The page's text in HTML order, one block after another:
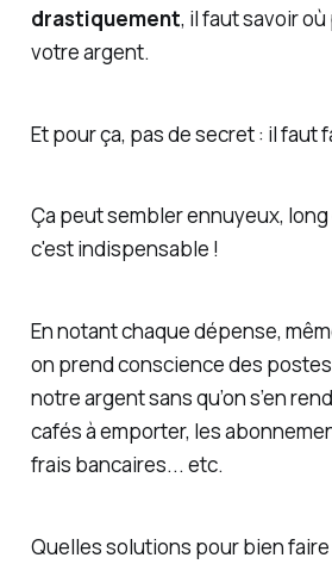
drastiquement, il faut savoir
votre argent.
Et pour ça, pas de secret : il faut
Ça peut sembler ennuyeux,
c'est indispensable !
En notant chaque dépense,
on prend conscience des
notre argent sans qu’on s’en
cafés à emporter, les
frais bancaires... etc.
Quelles solutions pour bien